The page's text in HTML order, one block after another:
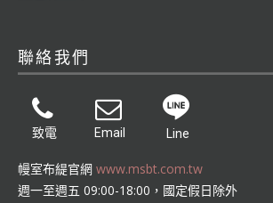
聯絡我們
致電 Email Line
幔室布緹官網 www.msbt.com.tw
週一至週五 09:00-18:00，國定假日除外